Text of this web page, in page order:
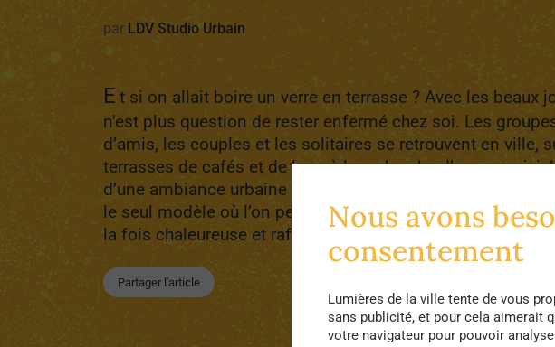
par LDV Studio Urbain
E t si on allait boire un verre en terrasse ? Avec les beaux
n’est plus question de rester enfermé chez soi. Les
d’amis, les couples et les solitaires se retrouvent en ville,
terrasses de cafés et de bars à la recherche d’une
d’une ambiance urbaine estivale. Mais les terrasses ne
le seul modèle où l’on peut se détendre dans une
la fois chaleureuse et rafraîchissante.
Partager l'article
Nous avons
consentement
Lumières de la ville tente de vous
sans publicité, et pour cela aimerait
votre navigateur pour pouvoir